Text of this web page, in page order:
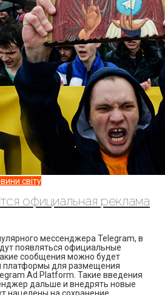
світу
официальная реклама
мессенджера Telegram, в
появляться официальные
сообщения можно будет
платформы для размещения
Ad Platform. Такие введения
дальше и внедрять новые
нацелены на сохранение